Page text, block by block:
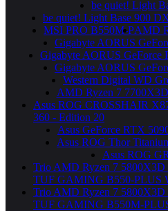
be quiet! Light
be quiet! Light Base 900
MSI PRO B550M-PAMD
Gigabyte AORUS
Gigabyte AORUS GeForce
Gigabyte AORUS
Western Digital WD
AMD Ryzen 7
Asus ROG CROSSHAIR
360 - Edition 20
Asus GeForce RTX
Asus ROG Thor
Asus ROG
Trio AMD Ryzen 7
TUF GAMING B550-PLUS
Trio AMD Ryzen 7
TUF GAMING B550M-